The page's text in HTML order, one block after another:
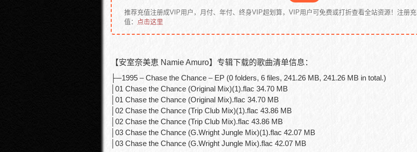
推荐充值注册成VIP用户，月付、年付、终身VIP超划算，VIP用户可免费或打折查看全站资源！注册充
值：
点击这里
【安室奈美恵 Namie Amuro】专辑下载的歌曲清单信息：
├─1995 – Chase the Chance – EP (0 folders, 6 files, 241.26 MB, 241.26 MB in total.)
│01 Chase the Chance (Original Mix)(1).flac 34.70 MB
│01 Chase the Chance (Original Mix).flac 34.70 MB
│02 Chase the Chance (Trip Club Mix)(1).flac 43.86 MB
│02 Chase the Chance (Trip Club Mix).flac 43.86 MB
│03 Chase the Chance (G.Wright Jungle Mix)(1).flac 42.07 MB
│03 Chase the Chance (G.Wright Jungle Mix).flac 42.07 MB